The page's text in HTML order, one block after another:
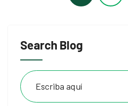
Search Blog